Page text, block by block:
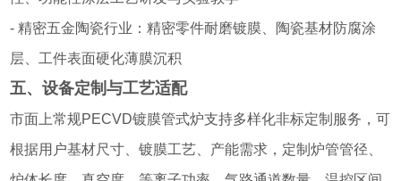
- 精密五金陶瓷行业：精密零件耐磨镀膜、陶瓷基材防腐涂
层、工件表面硬化薄膜沉积
五、设备定制与工艺适配
市面上常规PECVD镀膜管式炉支持多样化非标定制服务，可
根据用户基材尺寸、镀膜工艺、产能需求，定制炉管管径、